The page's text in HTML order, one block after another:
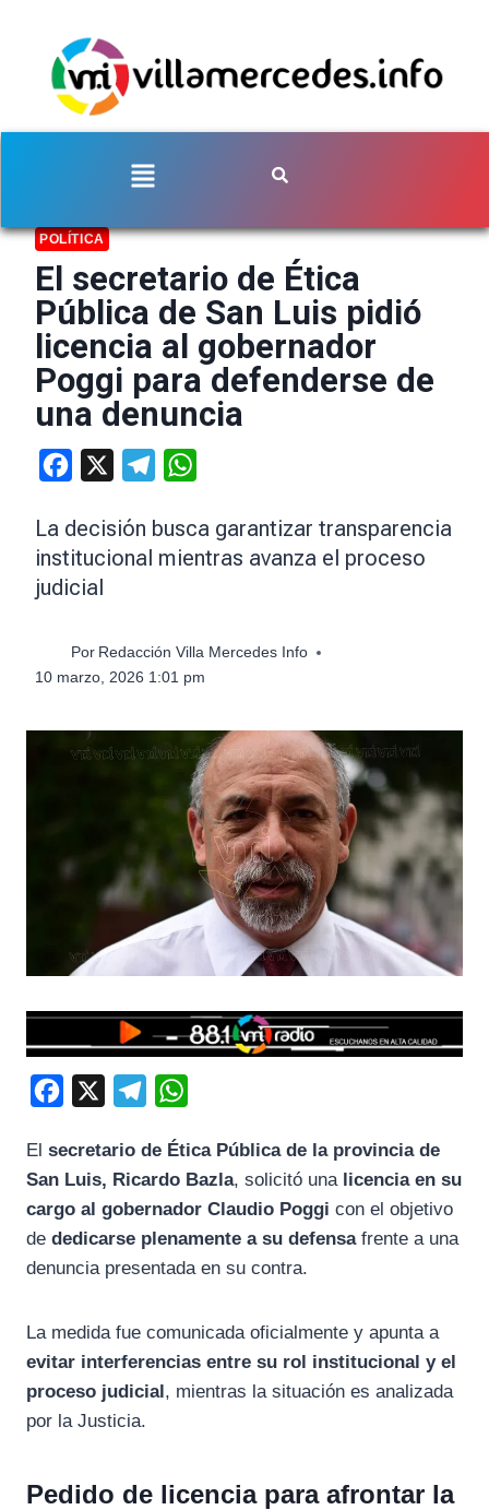
POLÍTICA
El secretario de Ética
Pública de San Luis pidió
licencia al gobernador
Poggi para defenderse de
una denuncia
Facebook Telegram
La decisión busca garantizar transparencia
institucional mientras avanza el proceso
judicial
Por Redacción Villa Mercedes Info
10 marzo, 2026 1:01 pm
c
e
b
l
e
g
a
t
s
El secretario de Ética Pública de la provincia de
San Luis, Ricardo Bazla, solicitó una licencia en su
cargo al gobernador Claudio Poggi con el objetivo
de dedicarse plenamente a su defensafrente a una
denuncia presentada en su contra.
La medida fue comunicada oficialmente y apunta a
evitar interferencias entre su rol institucional y el
proceso judicial, mientras la situación es analizada
por la Justicia.
Pedido de licencia para afrontar la